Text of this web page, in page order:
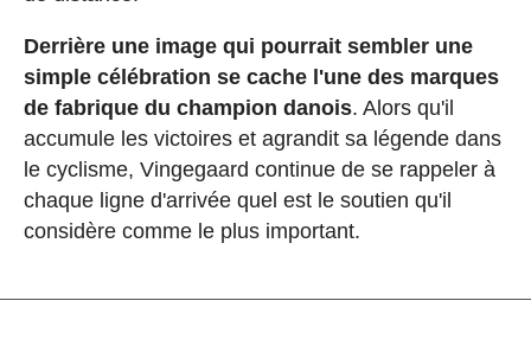
Derrière une image qui pourrait sembler une
simple célébration se cache l'une des marques
de fabrique du champion danois. Alors qu'il
accumule les victoires et agrandit sa légende dans
le cyclisme, Vingegaard continue de se rappeler à
chaque ligne d'arrivée quel est le soutien qu'il
considère comme le plus important.